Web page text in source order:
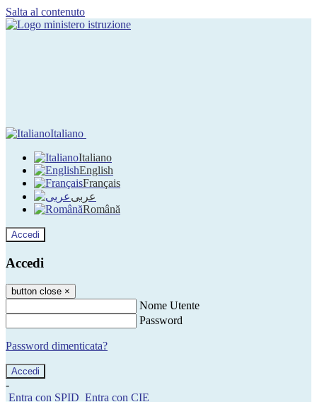
Salta al contenuto
Italiano
Italiano
English
Français
عربى
Română
Accedi
Accedi
button close ×
Nome Utente
Password
Password dimenticata?
-
Entra con SPID Entra con CIE